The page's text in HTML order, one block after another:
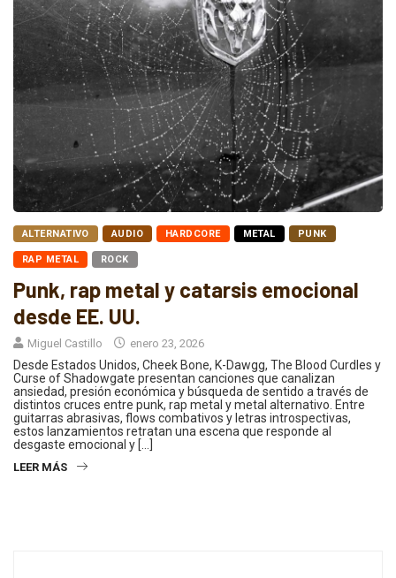
ALTERNATIVO AUDIO HARDCORE METAL PUNK
RAP METAL ROCK
Punk, rap metal y catarsis emocional
desde EE. UU.
Miguel Castillo enero 23, 2026
Desde Estados Unidos, Cheek Bone, K-Dawgg, The Blood Curdles y
Curse of Shadowgate presentan canciones que canalizan
ansiedad, presión económica y búsqueda de sentido a través de
distintos cruces entre punk, rap metal y metal alternativo. Entre
guitarras abrasivas, flows combativos y letras introspectivas,
estos lanzamientos retratan una escena que responde al
desgaste emocional y […]
LEER MÁS